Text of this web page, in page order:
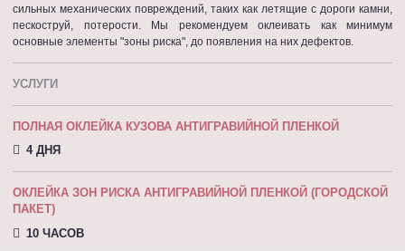
сильных механических повреждений, таких как летящие с дороги камни,
пескоструй, потерости. Мы рекомендуем оклеивать как минимум
основные элементы "зоны риска", до появления на них дефектов.
УСЛУГИ
ПОЛНАЯ ОКЛЕЙКА КУЗОВА АНТИГРАВИЙНОЙ ПЛЕНКОЙ
4 ДНЯ
ОКЛЕЙКА ЗОН РИСКА АНТИГРАВИЙНОЙ ПЛЕНКОЙ (ГОРОДСКОЙ
ПАКЕТ)
10 ЧАСОВ